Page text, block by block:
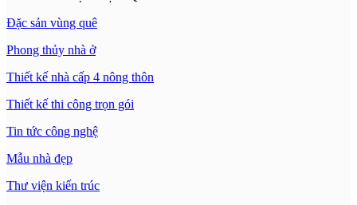
Đặc sản vùng quê
Phong thủy nhà ở
Thiết kế nhà cấp 4 nông thôn
Thiết kế thi công trọn gói
Tin tức công nghệ
Mẫu nhà đẹp
Thư viện kiến trúc